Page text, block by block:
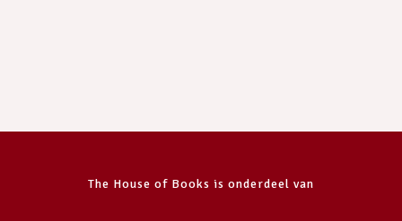
The House of Books is onderdeel van